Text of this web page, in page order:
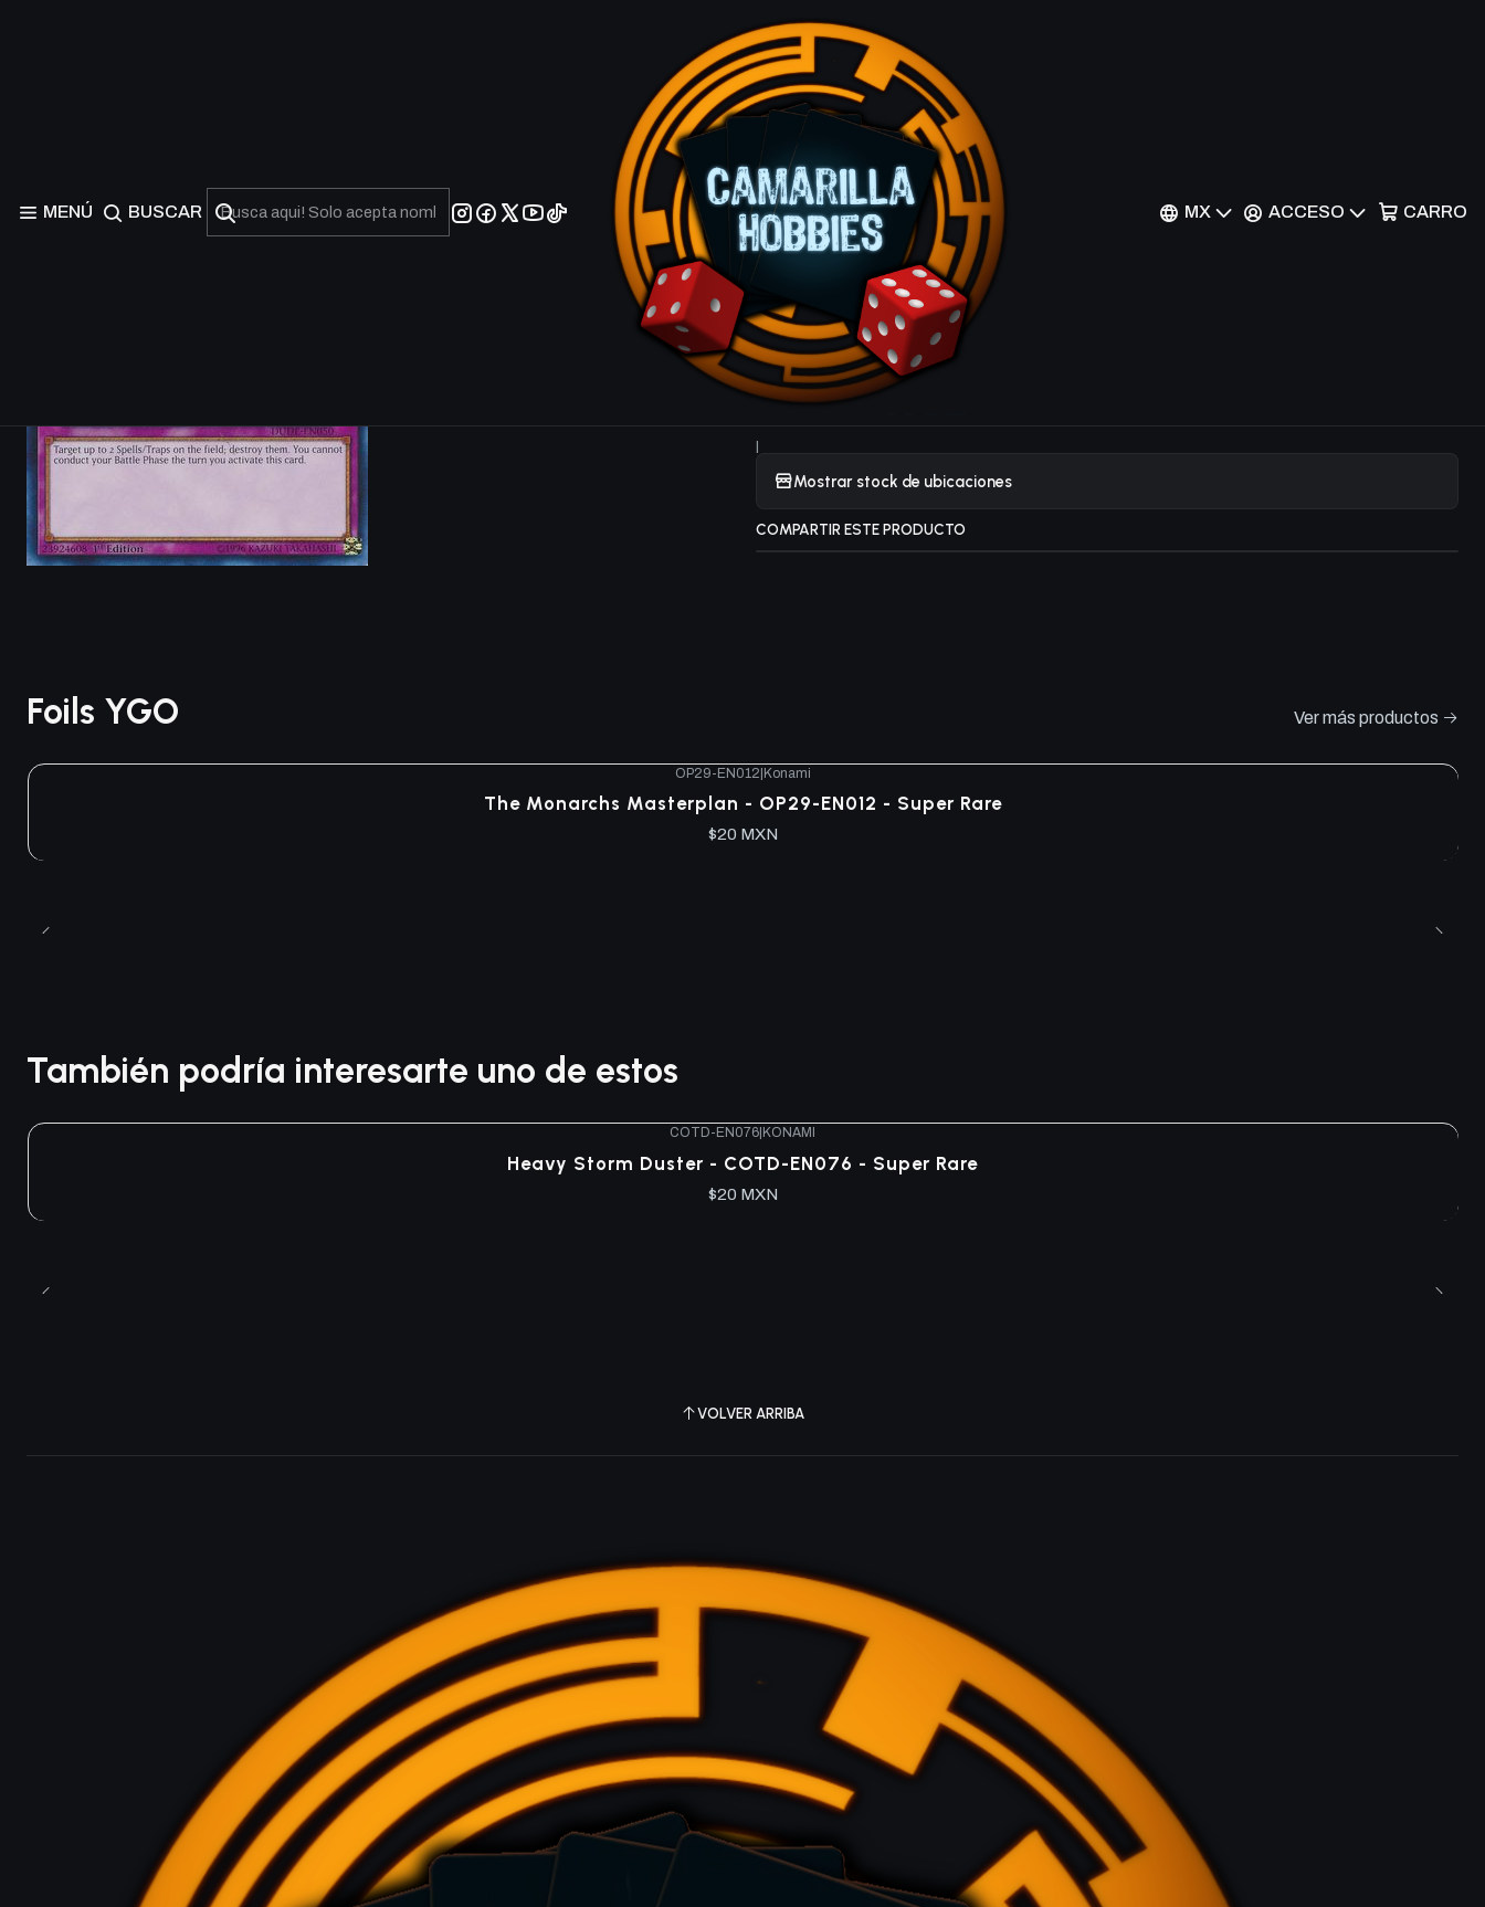
MENÚ BUSCAR MX ACCESO CARRO
Heavy Storm Duster - DUDE-EN050
- Ultra Rare
IDIOMA.
Español Ingles
Cantidad
Agregar al Carrito
DESCRIPCIÓN
Heavy Storm Duster - DUDE-EN050 - Ultra Rare
|
Mostrar stock de ubicaciones
COMPARTIR ESTE PRODUCTO
Foils YGO Ver más productos
OP29-EN012 Konami
The Monarchs Masterplan - OP29-EN012 - Super Rare
$20 MXN
También podría interesarte uno de estos
COTD-EN076 KONAMI
Heavy Storm Duster - COTD-EN076 - Super Rare
$20 MXN
VOLVER ARRIBA